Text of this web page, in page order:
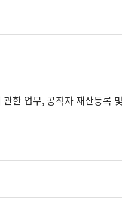
한 업무, 공직자 재산등록